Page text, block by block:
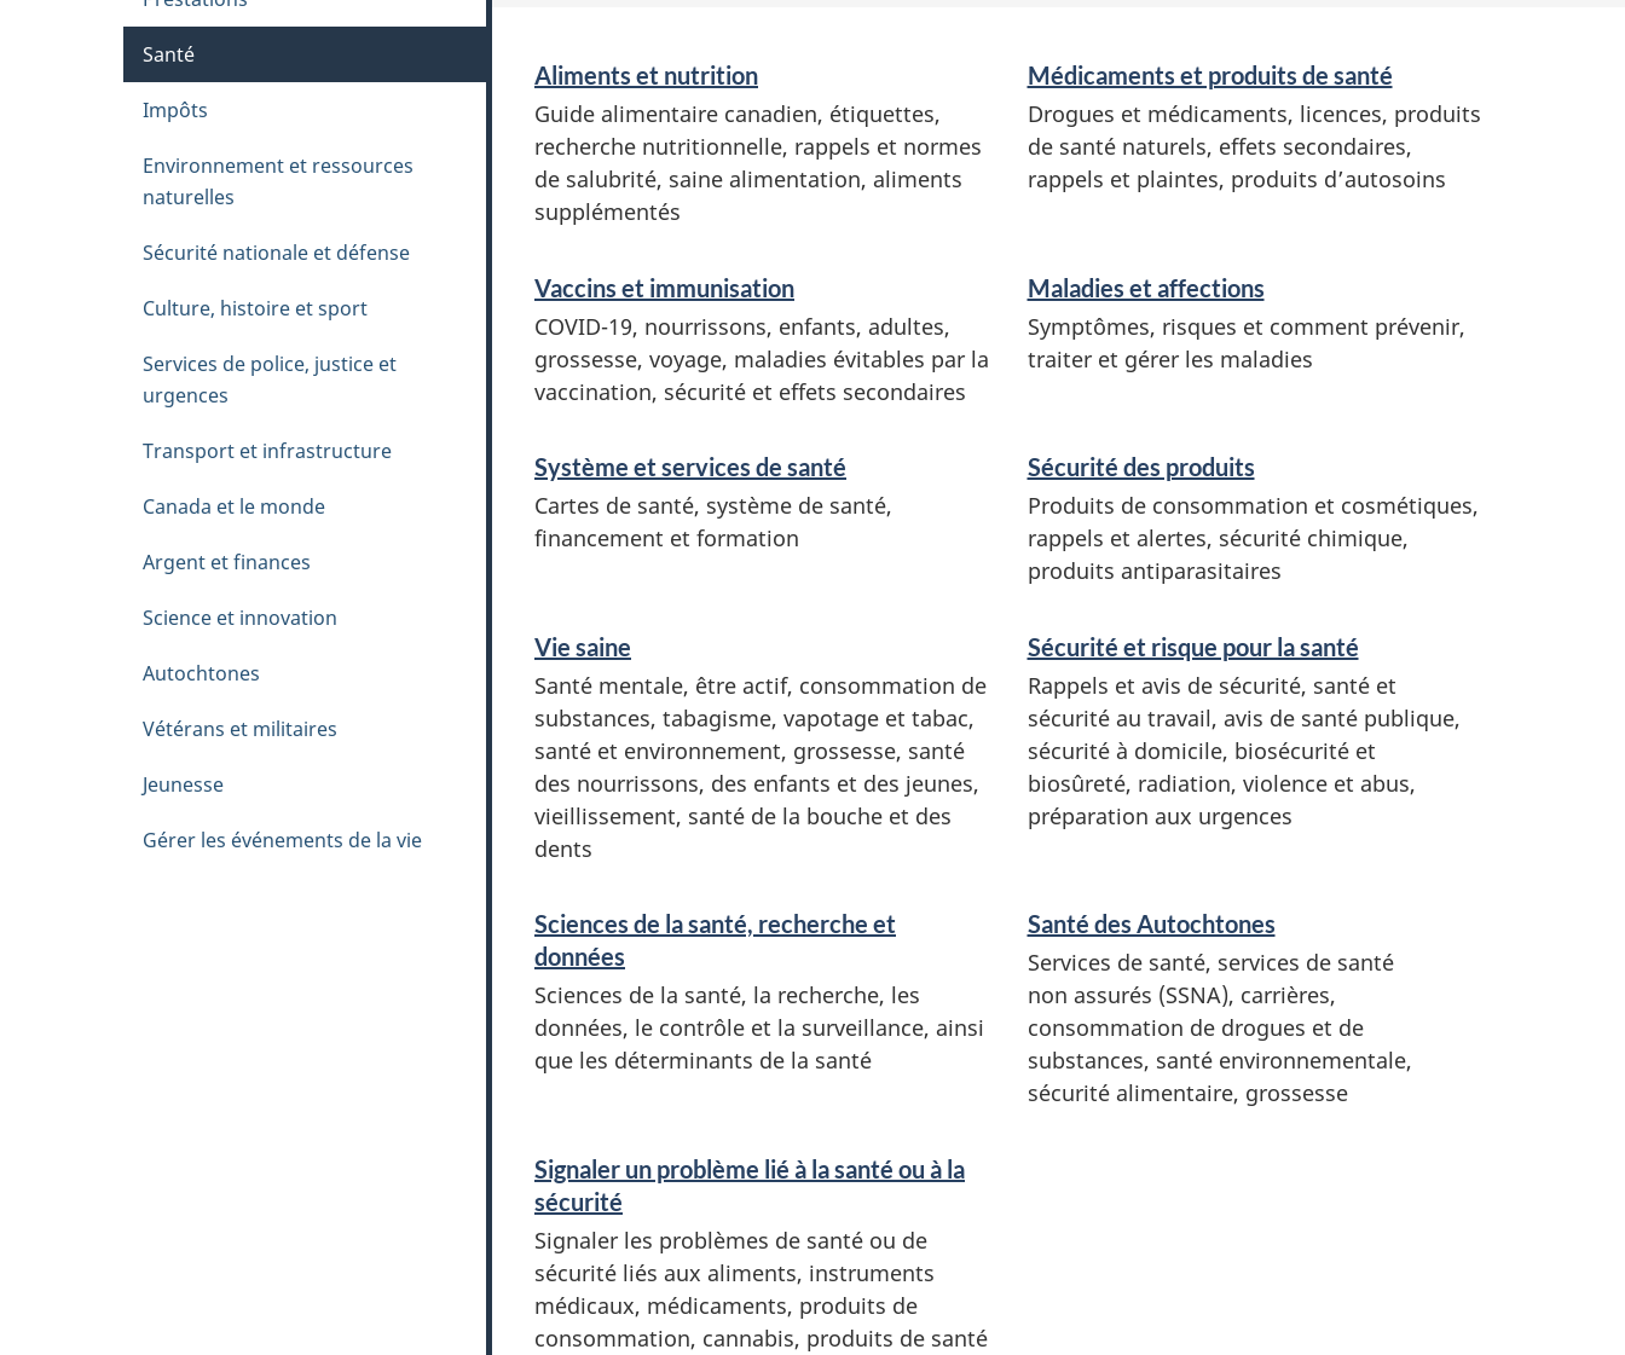
m
Santé
Impôts
Environnement et ressources
naturelles
Sécurité nationale et défense
Culture, histoire et sport
Services de police, justice et
urgences
Transport et infrastructure
Canada et le monde
Argent et finances
Science et innovation
Autochtones
Vétérans et militaires
Jeunesse
Gérer les événements de la vie
S
e
r
v
i
s
e
t
r
n
s
e
n
e
m
e
n
t
s
Aliments et nutrition
Guide alimentaire canadien, étiquettes,
recherche nutritionnelle, rappels et normes
de salubrité, saine alimentation, aliments
supplémentés
Médicaments et produits de santé
Drogues et médicaments, licences, produits
de santé naturels, effets secondaires,
rappels et plaintes, produits d’autosoins
Vaccins et immunisation
COVID-19, nourrissons, enfants, adultes,
grossesse, voyage, maladies évitables par la
vaccination, sécurité et effets secondaires
Maladies et affections
Symptômes, risques et comment prévenir,
traiter et gérer les maladies
Système et services de santé
Cartes de santé, système de santé,
financement et formation
Sécurité des produits
Produits de consommation et cosmétiques,
rappels et alertes, sécurité chimique,
produits antiparasitaires
Vie saine
Santé mentale, être actif, consommation de
substances, tabagisme, vapotage et tabac,
santé et environnement, grossesse, santé
des nourrissons, des enfants et des jeunes,
vieillissement, santé de la bouche et des
dents
Sécurité et risque pour la santé
Rappels et avis de sécurité, santé et
sécurité au travail, avis de santé publique,
sécurité à domicile, biosécurité et
biosûreté, radiation, violence et abus,
préparation aux urgences
Sciences de la santé, recherche et
données
Sciences de la santé, la recherche, les
données, le contrôle et la surveillance, ainsi
que les déterminants de la santé
Santé des Autochtones
Services de santé, services de santé
non assurés (SSNA), carrières,
consommation de drogues et de
substances, santé environnementale,
sécurité alimentaire, grossesse
Signaler un problème lié à la santé ou à la
sécurité
Signaler les problèmes de santé ou de
sécurité liés aux aliments, instruments
médicaux, médicaments, produits de
consommation, cannabis, produits de santé